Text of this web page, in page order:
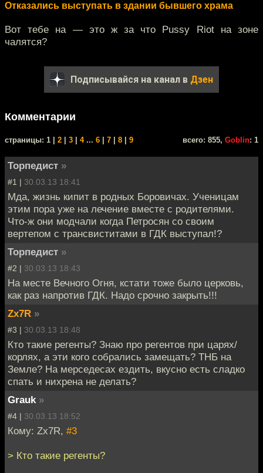
Отказались выступать в здании бывшего храма
Вот тебе на — это ж за что Pussy Riot на зоне
чалятся?
Подписывайся на канал в Дзен
Комментарии
cтраницы: 1 | 2 3 4... 6 7 8 9 всего: 855, Goblin: 1
Торпедист »
#1 | 30.03.13 18:41
Мда, жизнь кипит в родных Боровичах. Ученицам
этим пора уже на лечение вместе с родителями.
Что-ж они модчали когда Петросян со своим
вертепом с трансвиститами в ГДК выступал!?
Торпедист »
#2 | 30.03.13 18:43
На месте Вечного Огня, кстати тоже было церковь,
как раз напротив ГДК. Надо срочно закрыть!!!
Zx7R »
#3 | 30.03.13 18:48
Кто такие регенты? Знаю про регентов при царях/
корлях, а эти кого собрались замещать? ТНБ на
Земле? На мерседесах ездить, вкусно есть сладко
спать и нихрена не делать?
Grauk »
#4 | 30.03.13 18:52
Кому: Zx7R, #3
> Кто такие регенты?